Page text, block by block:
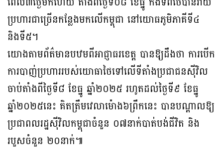
ប្រហារជាច្រើនកន្លែងមកលើកម្ពុជា នៅយោធភូមិភាគីទី៤
និងទី៥។
យោងតាមព័ត៌មានបឋមពីអាជ្ញាធរខេត្ត បានឱ្យដឹងថា ការបើក
ការបាញ់ប្រហាររបស់យោធាថៃទៅលើទីតាំងប្រជាជនស៊ីវិល
ចាប់តាំងពីថ្ងៃទី៨ ខែធ្នូ ឆ្នាំ២០២៥ រហូតដល់ថ្ងៃទី៩ ខែធ្នូ
ឆ្នាំ២០២៥នេះ គិតត្រឹមវេលាម៉ោង៦ព្រឹកនេះ បានបណ្តាលឱ្យ
ប្រជាពលរដ្ឋស៊ីវិលកម្ពុជាចំនួន ០៧នាក់បាត់បង់ជីវិត និង
របួសចំនួន ២០នាក់៕